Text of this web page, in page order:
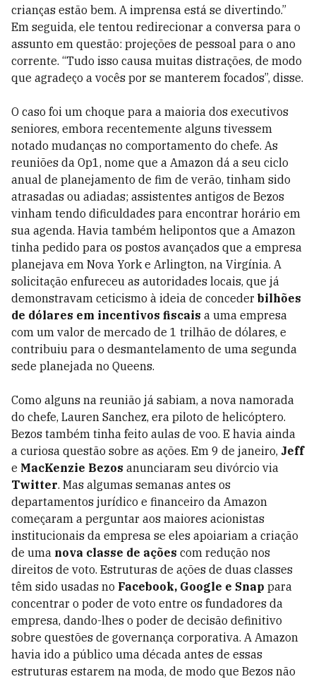
crianças estão bem. A imprensa está se divertindo.”
Em seguida, ele tentou redirecionar a conversa para o
assunto em questão: projeções de pessoal para o ano
corrente. “Tudo isso causa muitas distrações, de modo
que agradeço a vocês por se manterem focados”, disse.
O caso foi um choque para a maioria dos executivos
seniores, embora recentemente alguns tivessem
notado mudanças no comportamento do chefe. As
reuniões da Op1, nome que a Amazon dá a seu ciclo
anual de planejamento de fim de verão, tinham sido
atrasadas ou adiadas; assistentes antigos de Bezos
vinham tendo dificuldades para encontrar horário em
sua agenda. Havia também helipontos que a Amazon
tinha pedido para os postos avançados que a empresa
planejava em Nova York e Arlington, na Virgínia. A
solicitação enfureceu as autoridades locais, que já
demonstravam ceticismo à ideia de conceder bilhões
de dólares em incentivos fiscais a uma empresa
com um valor de mercado de 1 trilhão de dólares, e
contribuiu para o desmantelamento de uma segunda
sede planejada no Queens.
Como alguns na reunião já sabiam, a nova namorada
do chefe, Lauren Sanchez, era piloto de helicóptero.
Bezos também tinha feito aulas de voo. E havia ainda
a curiosa questão sobre as ações. Em 9 de janeiro, Jeff
e MacKenzie Bezos anunciaram seu divórcio via
Twitter. Mas algumas semanas antes os
departamentos jurídico e financeiro da Amazon
começaram a perguntar aos maiores acionistas
institucionais da empresa se eles apoiariam a criação
de uma nova classe de ações com redução nos
direitos de voto. Estruturas de ações de duas classes
têm sido usadas no Facebook, Google e Snap para
concentrar o poder de voto entre os fundadores da
empresa, dando-lhes o poder de decisão definitivo
sobre questões de governança corporativa. A Amazon
havia ido a público uma década antes de essas
estruturas estarem na moda, de modo que Bezos não